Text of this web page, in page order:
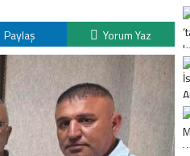
Paylaş Yorum Yaz